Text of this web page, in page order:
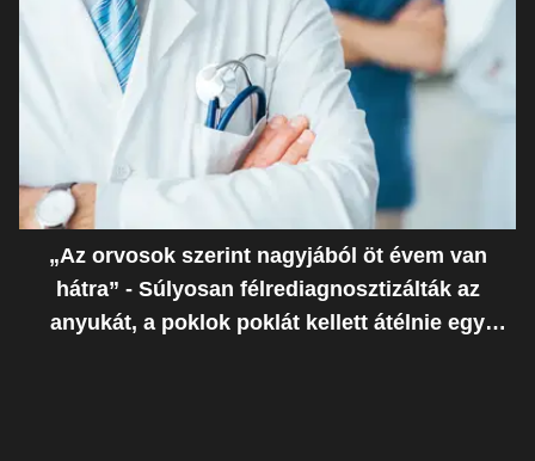
„Az orvosok szerint nagyjából öt évem van
hátra” - Súlyosan félrediagnosztizálták az
anyukát, a poklok poklát kellett átélnie egy